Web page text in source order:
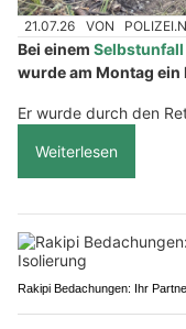
21.07.26 VON
Bei einem Selbstunfall
wurde am Montag
Er wurde durch den
Weiterlesen
Rakipi Bedachungen: Ihr